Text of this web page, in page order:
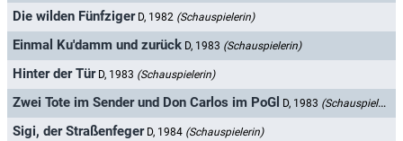
Die wilden Fünfziger D, 1982 (Schauspielerin)
Einmal Ku'damm und zurück D, 1983 (Schauspielerin)
Hinter der Tür D, 1983 (Schauspielerin)
Zwei Tote im Sender und Don Carlos im PoGl D, 1983 (Schauspielerin)
Sigi, der Straßenfeger D, 1984 (Schauspielerin)